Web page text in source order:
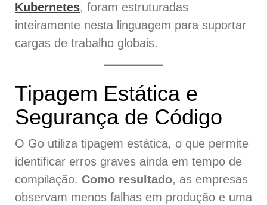
Kubernetes, foram estruturadas
inteiramente nesta linguagem para suportar
cargas de trabalho globais.
Tipagem Estática e
Segurança de Código
O Go utiliza tipagem estática, o que permite
identificar erros graves ainda em tempo de
compilação. Como resultado, as empresas
observam menos falhas em produção e uma